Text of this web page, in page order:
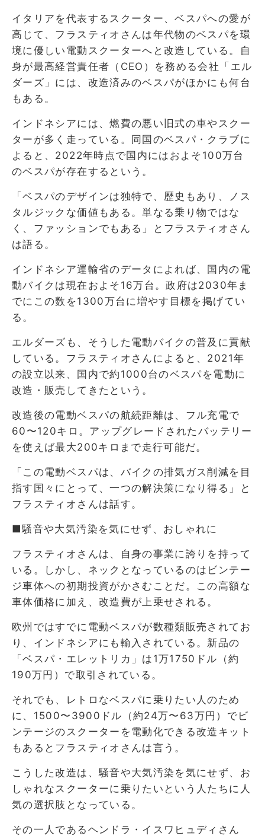
イタリアを代表するスクーター、ベスパへの愛が
高じて、フラスティオさんは年代物のベスパを環
境に優しい電動スクーターへと改造している。自
身が最高経営責任者（CEO）を務める会社「エル
ダーズ」には、改造済みのベスパがほかにも何台
もある。
インドネシアには、燃費の悪い旧式の車やスクー
ターが多く走っている。同国のベスパ・クラブに
よると、2022年時点で国内にはおよそ100万台
のベスパが存在するという。
「ベスパのデザインは独特で、歴史もあり、ノス
タルジックな価値もある。単なる乗り物ではな
く、ファッションでもある」とフラスティオさん
は語る。
インドネシア運輸省のデータによれば、国内の電
動バイクは現在およそ16万台。政府は2030年ま
でにこの数を1300万台に増やす目標を掲げてい
る。
エルダーズも、そうした電動バイクの普及に貢献
している。フラスティオさんによると、2021年
の設立以来、国内で約1000台のベスパを電動に
改造・販売してきたという。
改造後の電動ベスパの航続距離は、フル充電で
60〜120キロ。アップグレードされたバッテリー
を使えば最大200キロまで走行可能だ。
「この電動ベスパは、バイクの排気ガス削減を目
指す国々にとって、一つの解決策になり得る」と
フラスティオさんは話す。
■騒音や大気汚染を気にせず、おしゃれに
フラスティオさんは、自身の事業に誇りを持って
いる。しかし、ネックとなっているのはビンテー
ジ車体への初期投資がかさむことだ。この高額な
車体価格に加え、改造費が上乗せされる。
欧州ではすでに電動ベスパが数種類販売されてお
り、インドネシアにも輸入されている。新品の
「ベスパ・エレットリカ」は1万1750ドル（約
190万円）で取引されている。
それでも、レトロなベスパに乗りたい人のため
に、1500〜3900ドル（約24万〜63万円）でビ
ンテージのスクーターを電動化できる改造キット
もあるとフラスティオさんは言う。
こうした改造は、騒音や大気汚染を気にせず、お
しゃれなスクーターに乗りたいという人たちに人
気の選択肢となっている。
その一人であるヘンドラ・イスワヒュディさん